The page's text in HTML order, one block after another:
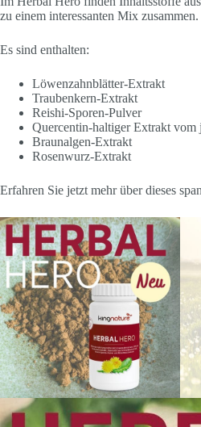
zu einem interessanten Mix zusammen.
Es sind enthalten:
Löwenzahnblätter-Extrakt
Traubenkern-Extrakt
Reishi-Sporen-Pulver
Quercentin-haltiger Extrakt vom
Braunalgen-Extrakt
Rosenwurz-Extrakt
Erfahren Sie jetzt mehr über dieses